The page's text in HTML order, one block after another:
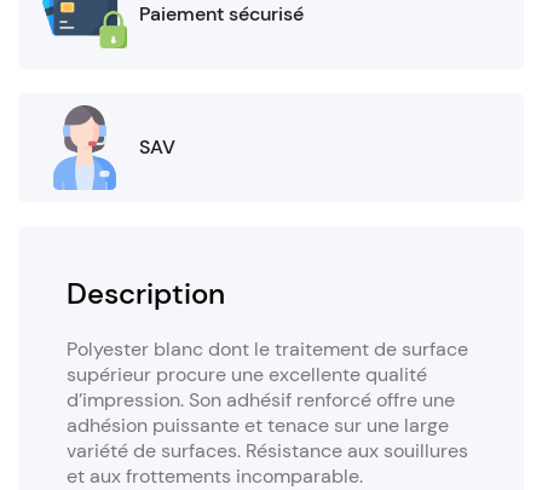
Paiement sécurisé
SAV
Description
Polyester blanc dont le traitement de surface
supérieur procure une excellente qualité
d’impression. Son adhésif renforcé offre une
adhésion puissante et tenace sur une large
variété de surfaces. Résistance aux souillures
et aux frottements incomparable.